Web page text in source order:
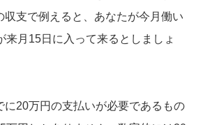
収支で例えると、あなたが今月働い
来月15日に入って来るとしましょ
に20万円の支払いが必要であるもの